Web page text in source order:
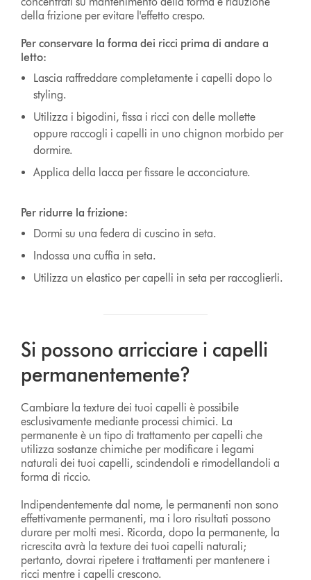
della frizione per evitare l'effetto crespo.
Per conservare la forma dei ricci prima di andare a
letto:
Lascia raffreddare completamente i capelli dopo lo
styling.
Utilizza i bigodini, fissa i ricci con delle mollette
oppure raccogli i capelli in uno chignon morbido per
dormire.
Applica della lacca per fissare le acconciature.
Per ridurre la frizione:
Dormi su una federa di cuscino in seta.
Indossa una cuffia in seta.
Utilizza un elastico per capelli in seta per raccoglierli.
Si possono arricciare i capelli
permanentemente?
Cambiare la texture dei tuoi capelli è possibile
esclusivamente mediante processi chimici. La
permanente è un tipo di trattamento per capelli che
utilizza sostanze chimiche per modificare i legami
naturali dei tuoi capelli, scindendoli e rimodellandoli a
forma di riccio.
Indipendentemente dal nome, le permanenti non sono
effettivamente permanenti, ma i loro risultati possono
durare per molti mesi. Ricorda, dopo la permanente, la
ricrescita avrà la texture dei tuoi capelli naturali;
pertanto, dovrai ripetere i trattamenti per mantenere i
ricci mentre i capelli crescono.